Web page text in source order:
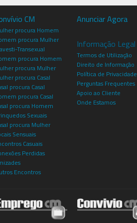
CM
procura Homem
procura Mulher
Transexual
procura Homem
procura Mulher
procura Casal
procura Casal
procura Casal
procura Homem
Sexuais
procura Mulher
Sensuais
Casuais
Perdidas
Encontros
Anunciar Agora
Informação Legal
Termos de Utilização
Direito de Informação
Política de Privacidade
Perguntas Frequentes
Apoio ao Cliente
Onde Estamos